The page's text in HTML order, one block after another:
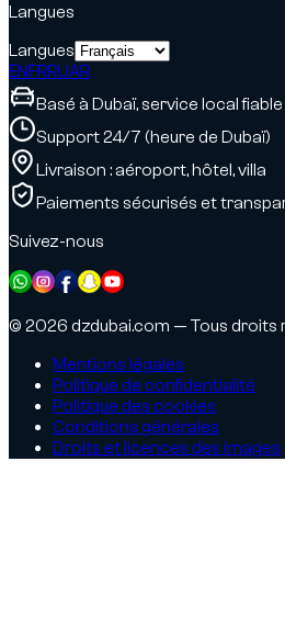
Langues
Langues
ENFRRUAR
Basé à Dubaï, service local fiable
Support 24/7 (heure de Dubaï)
Livraison : aéroport, hôtel, villa
Paiements sécurisés et
Suivez-nous
© 2026 dzdubai.com — Tous droits
Mentions légales
Politique de confidentialité
Politique des cookies
Conditions générales
Droits et licences des images